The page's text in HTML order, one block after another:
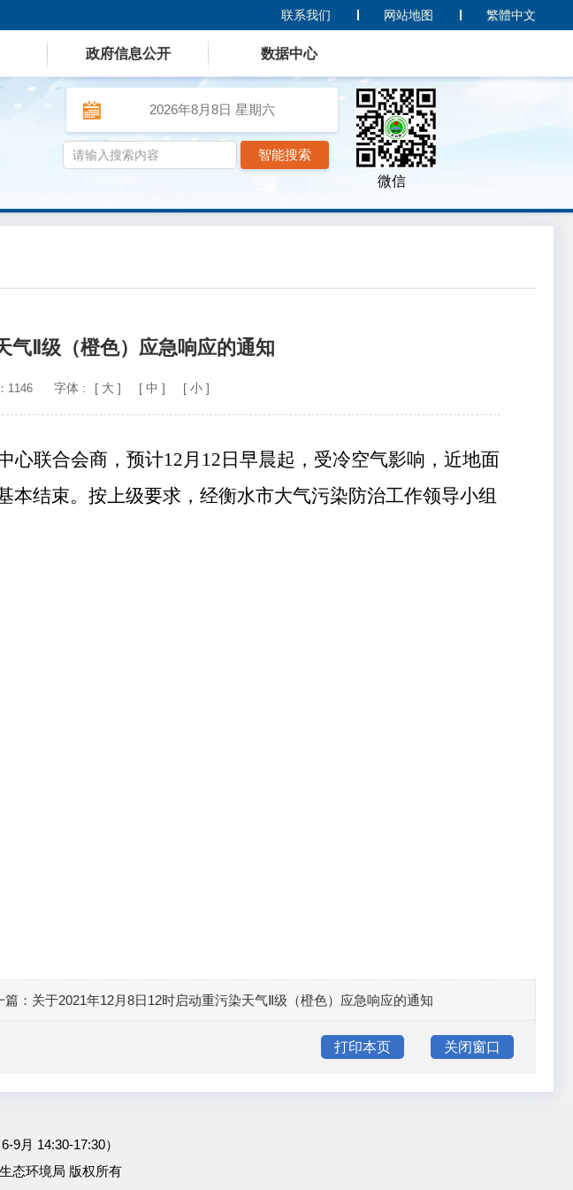
繁體中文
网站地图
联系我们
政府信息公开 数据中心
2026年8月8日 星期六
微信
气Ⅱ级（橙色）应急响应的通知
1146 字体 : [ 大 ] [ 中 ] [ 小 ]
心联合会商， 预计12月 12 日早晨起 ， 受冷空气影响， 近地面
本结束。按上级要求，经衡水市大气污染防治工作领导小组
： 关于2021年12月8日12时启动重污染天气Ⅱ级（橙色）应急响应的通知
打印本页 关闭窗口
9月 14:30-17:30）
态环境局 版权所有